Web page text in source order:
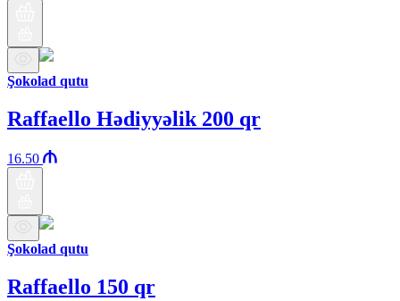
Şokolad qutu
Raffaello Hədiyyəlik 200 qr
16.50
Şokolad qutu
Raffaello 150 qr